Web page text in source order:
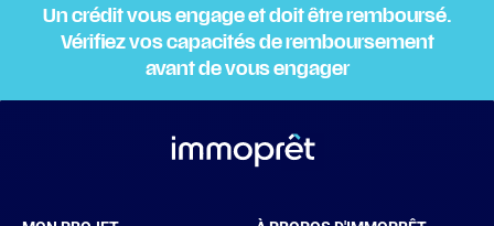
Un crédit vous engage et doit être remboursé.
Vérifiez vos capacités de remboursement
avant de vous engager